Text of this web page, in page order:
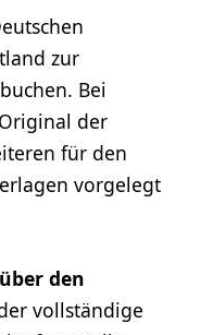
zur
Bei
der
für den
vorgelegt
den
vollständige